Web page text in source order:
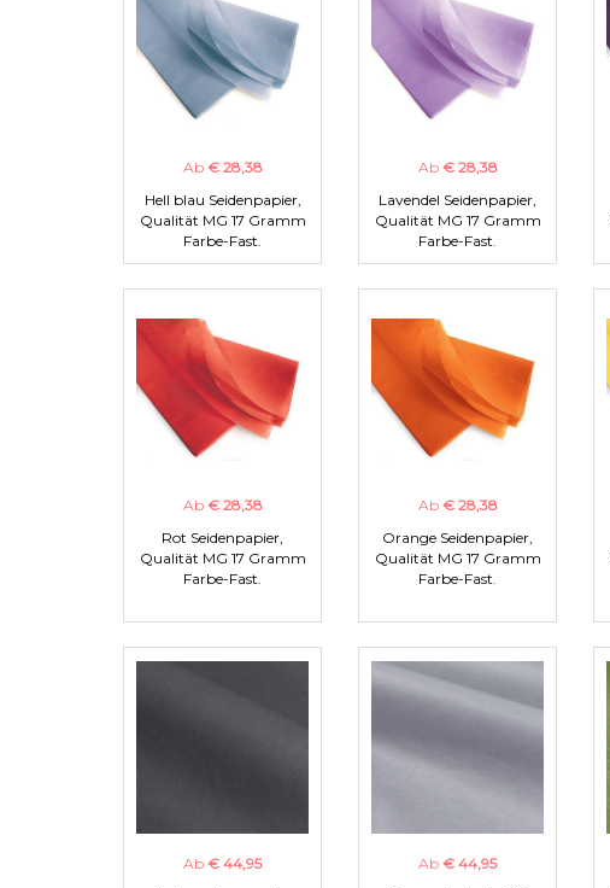
Ab € 28,38
Hell blau Seidenpapier,
Qualität MG 17 Gramm
Farbe-Fast.
Ab € 28,38
Lavendel Seidenpapier,
Qualität MG 17 Gramm
Farbe-Fast.
Ab € 28,38
Rot Seidenpapier,
Qualität MG 17 Gramm
Farbe-Fast.
Ab € 28,38
Orange Seidenpapier,
Qualität MG 17 Gramm
Farbe-Fast.
Ab € 44,95
Ab € 44,95